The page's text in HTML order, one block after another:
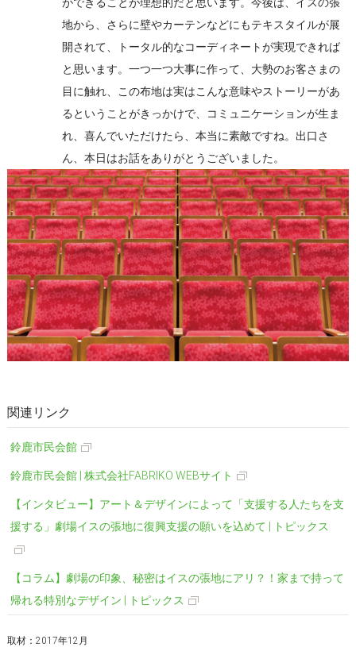
ができることが理想的だと思います。今後は、イスの張
地から、さらに壁やカーテンなどにもテキスタイルが展
開されて、トータル的なコーディネートが実現できれば
と思います。一つ一つ大事に作って、大勢のお客さまの
目に触れ、この布地は実はこんな意味やストーリーがあ
るということがきっかけで、コミュニケーションが生ま
れ、喜んでいただけたら、本当に素敵ですね。出口さ
ん、本日はお話をありがとうございました。
鈴鹿市民会館
鈴鹿市民会館 | 株式会社FABRIKO WEBサイト
【インタビュー】アート＆デザインによって「支援する人たちを支
援する」劇場イスの張地に復興支援の願いを込めて | トピックス
【コラム】劇場の印象、秘密はイスの張地にアリ？！家まで持って
帰れる特別なデザイン | トピックス
取材：2017年12月